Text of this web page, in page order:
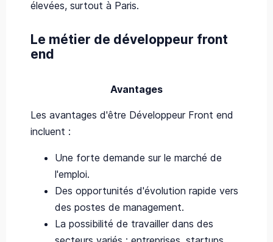
élevées, surtout à Paris.
Le métier de développeur front
end
Avantages
Les avantages d'être Développeur Front end
incluent :
Une forte demande sur le marché de
l'emploi.
Des opportunités d'évolution rapide vers
des postes de management.
La possibilité de travailler dans des